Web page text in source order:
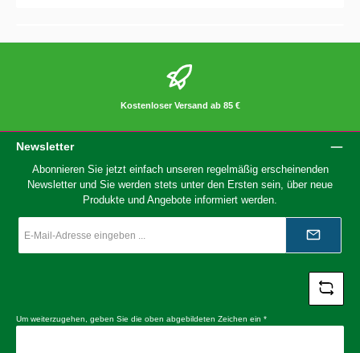
Kostenloser Versand ab 85 €
Newsletter
Abonnieren Sie jetzt einfach unseren regelmäßig erscheinenden
Newsletter und Sie werden stets unter den Ersten sein, über neue
Produkte und Angebote informiert werden.
Mail-
*
Um weiterzugehen, geben Sie die oben abgebildeten Zeichen ein *